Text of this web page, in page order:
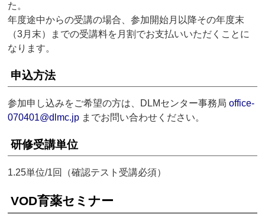
た。
年度途中からの受講の場合、参加開始月以降その年度末
（3月末）までの受講料を月割でお支払いいただくことに
なります。
申込方法
参加申し込みをご希望の方は、DLMセンター事務局office-
070401@dlmc.jp までお問い合わせください。
研修受講単位
1.25単位/1回（確認テスト受講必須）
VOD育薬セミナー